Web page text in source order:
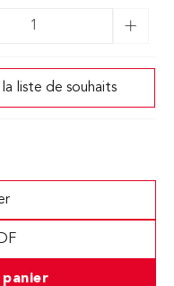
la liste de souhaits